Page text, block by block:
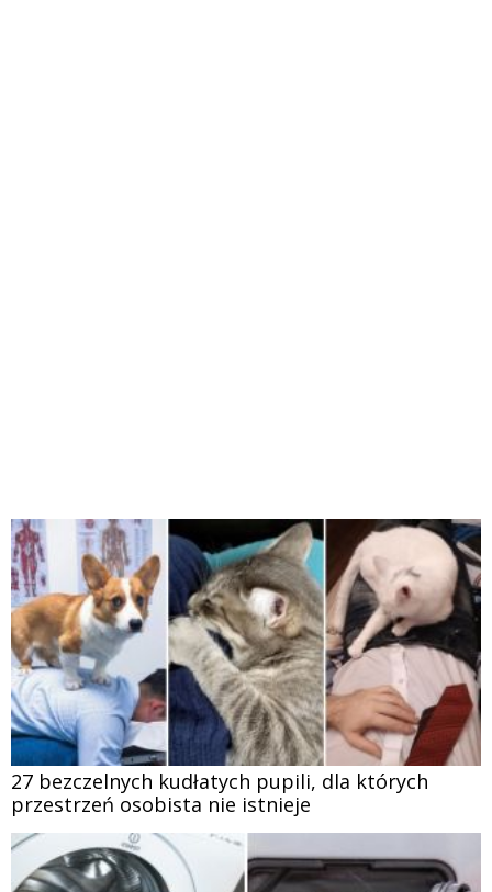
27 bezczelnych kudłatych pupili, dla których
przestrzeń osobista nie istnieje